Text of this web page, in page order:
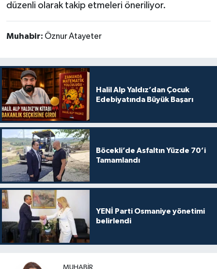
düzenli olarak takip etmeleri öneriliyor.
Muhabir: Öznur Atayeter
Halil Alp Yaldız’dan Çocuk
Edebiyatında Büyük Başarı
Böcekli’de Asfaltın Yüzde 70’i
Tamamlandı
YENİ Parti Osmaniye yönetimi
belirlendi
MUHABIR